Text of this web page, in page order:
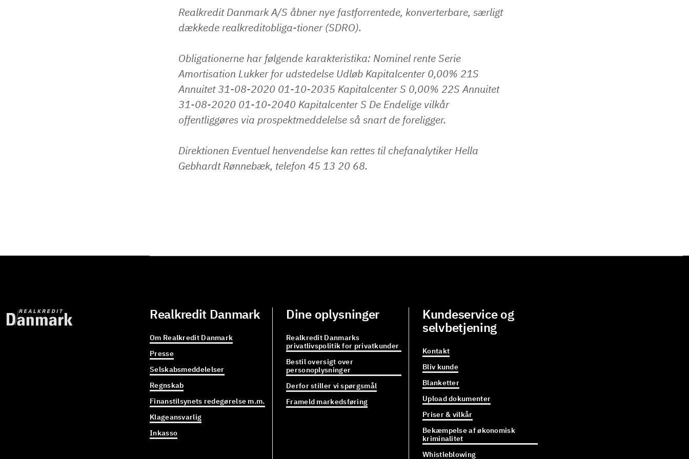
Realkredit Danmark A/S åbner nye fastforrentede, konverterbare, særligt
dækkede realkreditobliga-tioner (SDRO).
Obligationerne har følgende karakteristika: ​Nominel rente ​Serie ​
Amortisation ​Lukker for udstedelse ​Udløb Kapitalcenter ​0,00% ​21S ​
Annuitet ​31-08-2020 ​01-10-2035 ​Kapitalcenter S 0,00% ​22S ​Annuitet ​
31-08-2020 ​01-10-2040 ​Kapitalcenter S De Endelige vilkår
offentliggøres via prospektmeddelelse så snart de foreligger.
Direktionen Eventuel henvendelse kan rettes til chefanalytiker Hella
Gebhardt Rønnebæk, telefon 45 13 20 68.
Realkredit Danmark
Om Realkredit Danmark
Presse
Selskabsmeddelelser
Regnskab
Finanstilsynets redegørelse m.m.
Klageansvarlig
Inkasso
Dine oplysninger
Realkredit Danmarks
privatlivspolitik for privatkunder
Bestil oversigt over
personoplysninger
Derfor stiller vi spørgsmål
Frameld markedsføring
Kundeservice og
selvbetjening
Kontakt
Bliv kunde
Blanketter
Upload dokumenter
Priser & vilkår
Bekæmpelse af økonomisk
kriminalitet
Whistleblowing